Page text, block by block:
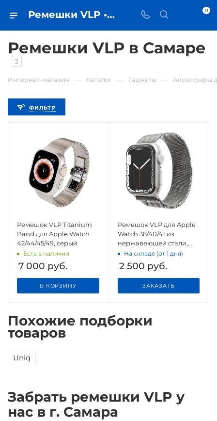
Ремешки VLP • купить Ремешок для смарт-часов в Самаре - iЧехол 0
Ремешки VLP в Самаре
2
Интернет-магазин Каталог Гаджеты Аксессуары
ФИЛЬТР
Ремешок VLP Titanium
Band для Apple Watch
42/44/45/49, серый
Есть в наличии
7 000 руб.
В КОРЗИНУ
Ремешок VLP для Apple
Watch 38/40/41 из
нержавеющей стали,
серебристый
На складе (от 1 дня)
2 500 руб.
ЗАКАЗАТЬ
Похожие подборки
товаров
Uniq
Забрать ремешки VLP у
нас в г. Самара